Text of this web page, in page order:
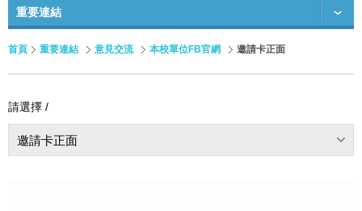
重要連結
首頁 重要連結 意見交流 本校單位FB官網 邀請卡正面
請選擇 /
邀請卡正面